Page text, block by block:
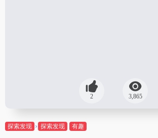
2 3,865
探索发现 探索发现 有趣